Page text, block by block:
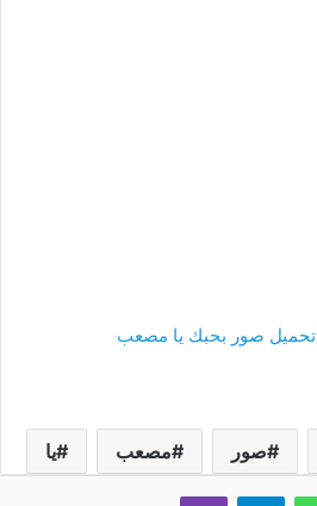
تحميل صور بحبك يا مصعب
صور مصعب يا
واتساب تيلقرام ڤايبر